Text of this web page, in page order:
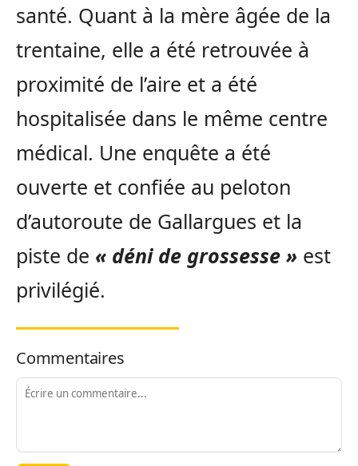
santé. Quant à la mère âgée de la
trentaine, elle a été retrouvée à
proximité de l’aire et a été
hospitalisée dans le même centre
médical. Une enquête a été
ouverte et confiée au peloton
d’autoroute de Gallargues et la
piste de « déni de grossesse » est
privilégié.
Commentaires